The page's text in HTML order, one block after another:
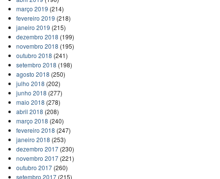
março 2019 (214)
fevereiro 2019 (218)
janeiro 2019 (215)
dezembro 2018 (199)
novembro 2018 (195)
outubro 2018 (241)
setembro 2018 (198)
agosto 2018 (250)
julho 2018 (202)
junho 2018 (277)
maio 2018 (278)
abril 2018 (208)
março 2018 (240)
fevereiro 2018 (247)
janeiro 2018 (253)
dezembro 2017(230)
novembro 2017(221)
outubro 2017(260)
setembro 2017(215)